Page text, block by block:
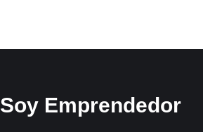
Soy Emprendedor